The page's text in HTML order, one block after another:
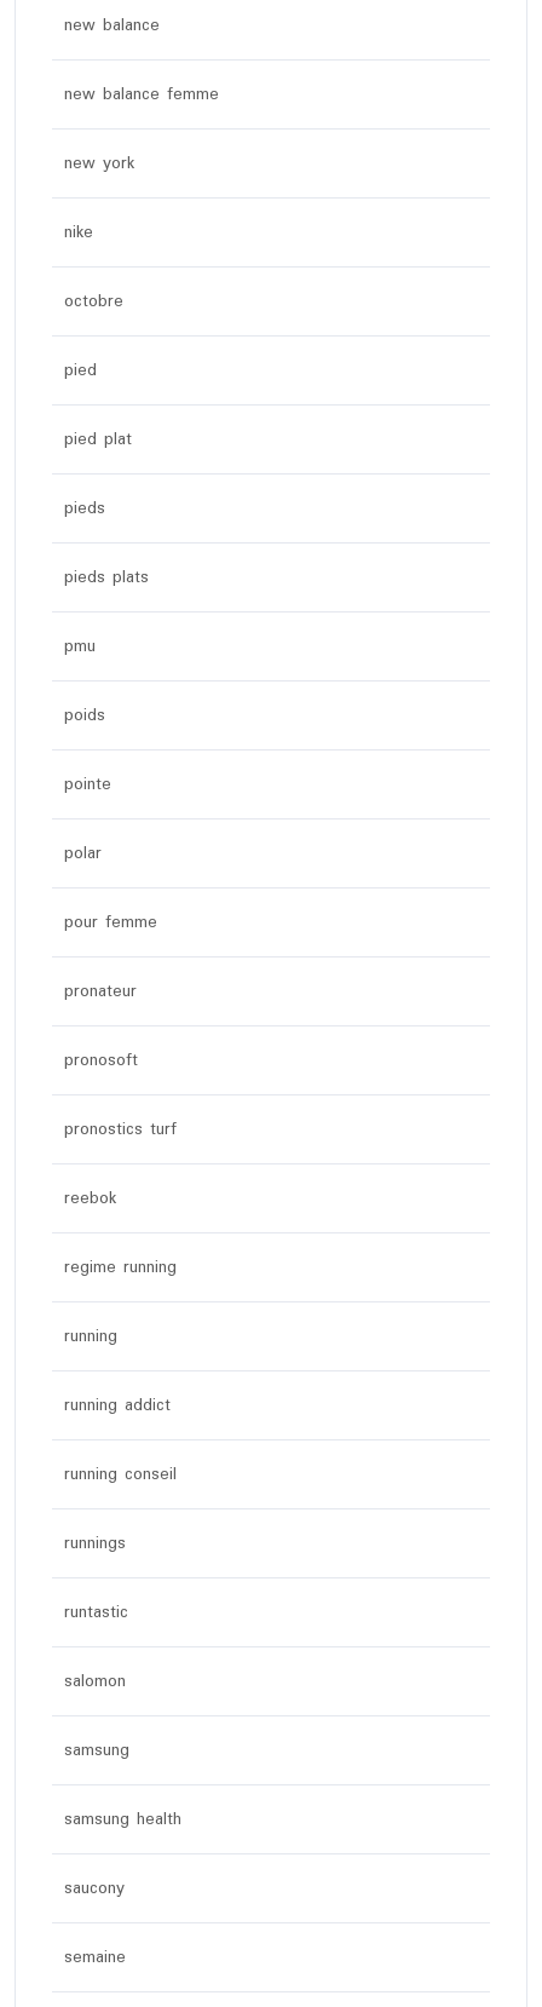
new balance
new balance femme
new york
nike
octobre
pied
pied plat
pieds
pieds plats
pmu
poids
pointe
polar
pour femme
pronateur
pronosoft
pronostics turf
reebok
regime running
running
running addict
running conseil
runnings
runtastic
salomon
samsung
samsung health
saucony
semaine